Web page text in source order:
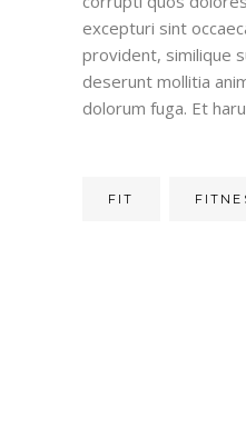
excepturi sint
provident, similique
deserunt mollitia
dolorum fuga. Et
FIT